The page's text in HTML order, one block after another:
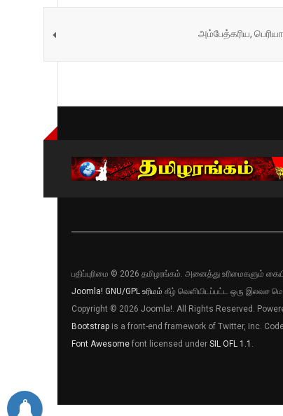
அம்பேத்கரிய,
பதிப்புரிமை © 2026 தமிழரங்கம். அனைத்து உரிமைகளும்
Joomla! GNU/GPL உரிமம் கீழ் வெளியிடப்பட்ட ஒரு இலவச
Copyright © 2026 Joomla!. All Rights Reserved.
Bootstrap is a front-end framework of Twitter, Inc.
Font Awesome font licensed under SIL OFL 1.1 .